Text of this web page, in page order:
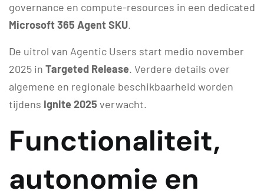
governance en compute-resources in een dedicated
Microsoft 365 Agent SKU.
De uitrol van Agentic Users start medio november
2025 in Targeted Release. Verdere details over
algemene en regionale beschikbaarheid worden
tijdens Ignite 2025 verwacht.
Functionaliteit,
autonomie en